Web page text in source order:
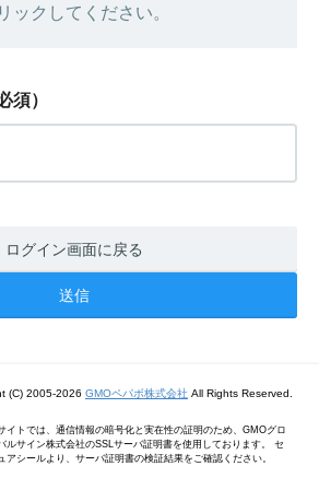
ックしてください。
須）
ログイン画面に戻る
(C) 2005-2026 GMOペパボ株式会社 All Rights Reserved.
イトでは、通信情報の暗号化と実在性の証明のため、GMOグロ
ルサイン株式会社のSSLサーバ証明書を使用しております。 セ
アシールより、サーバ証明書の検証結果をご確認ください。